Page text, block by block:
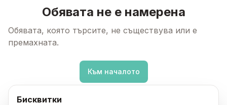
Обявата не е намерена
Обявата, която търсите, не съществува или е
премахната.
Към началото
Бисквитки